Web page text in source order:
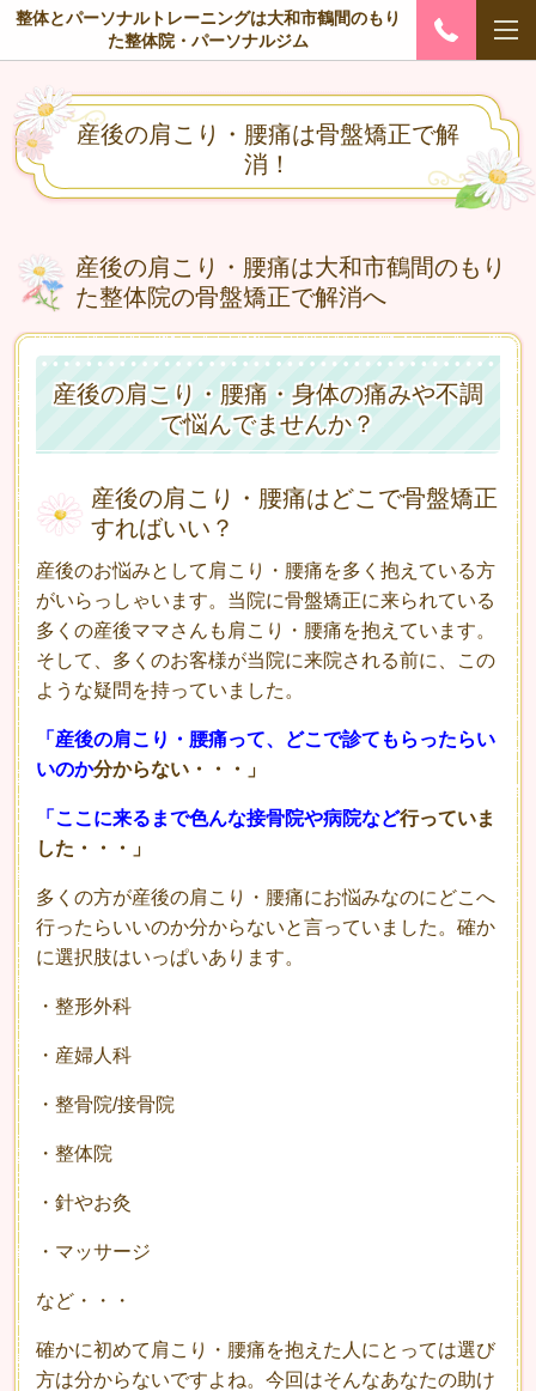
整体とパーソナルトレーニングは大和市鶴間のもり
た整体院・パーソナルジム
産後の肩こり・腰痛は骨盤矯正で解
消！
産後の肩こり・腰痛は大和市鶴間のもり
た整体院の骨盤矯正で解消へ
産後の肩こり・腰痛・身体の痛みや不調
で悩んでませんか？
産後の肩こり・腰痛はどこで骨盤矯正
すればいい？
産後のお悩みとして肩こり・腰痛を多く抱えている方
がいらっしゃいます。当院に骨盤矯正に来られている
多くの産後ママさんも肩こり・腰痛を抱えています。
そして、多くのお客様が当院に来院される前に、この
ような疑問を持っていました。
「産後の肩こり・腰痛って、どこで診てもらったらい
いのか分からない・・・」
「ここに来るまで色んな接骨院や病院など行っていま
した・・・」
多くの方が産後の肩こり・腰痛にお悩みなのにどこへ
行ったらいいのか分からないと言っていました。確か
に選択肢はいっぱいあります。
・整形外科
・産婦人科
・整骨院/接骨院
・整体院
・針やお灸
・マッサージ
など・・・
確かに初めて肩こり・腰痛を抱えた人にとっては選び
方は分からないですよね。今回はそんなあなたの助け